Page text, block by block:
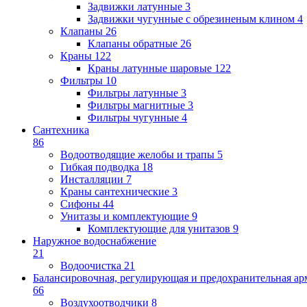
Задвижки латунные 3
Задвижки чугунные с обрезиненым клином 4
Клапаны 26
Клапаны обратные 26
Краны 122
Краны латунные шаровые 122
Фильтры 10
Фильтры латунные 3
Фильтры магнитные 3
Фильтры чугунные 4
Сантехника
86
Водоотводящие желобы и трапы 5
Гибкая подводка 18
Инсталляции 7
Краны сантехнические 3
Сифоны 44
Унитазы и комплектующие 9
Комплектующие для унитазов 9
Наружное водоснабжение
21
Водоочистка 21
Балансировочная, регулирующая и предохранительная
66
Воздухоотводчики 8